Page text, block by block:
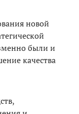
новой
были и
качества